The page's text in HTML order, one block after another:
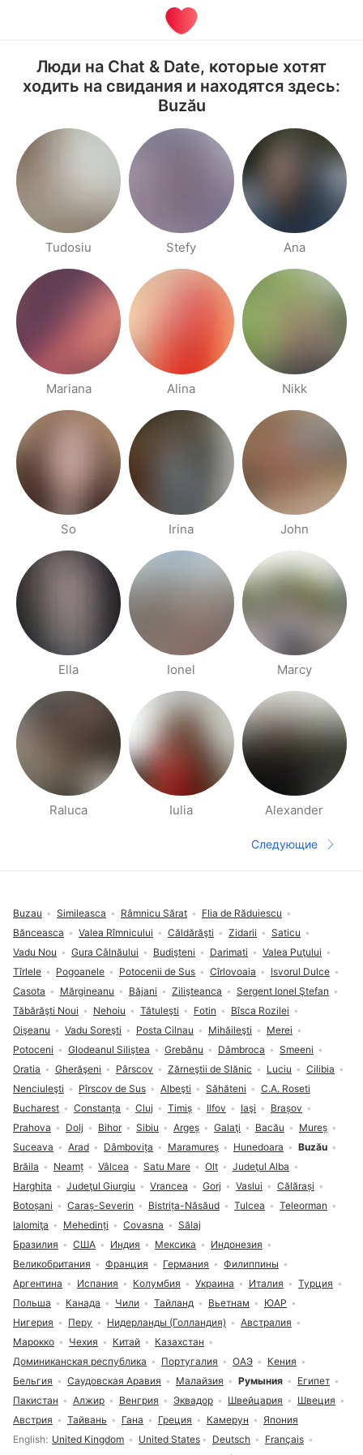
Люди на Chat & Date, которые хотят
ходить на свидания и находятся здесь:
Buzău
Tudosiu Stefy Ana
Mariana Alina Nikk
So Irina John
Ella Ionel Marcy
Raluca Iulia Alexander
Следующая
Следующие
Выбор языка
English United Kingdom United States Deutsch
Français
Бразилия США Индия Мексика
Индонезия
Великобритания
Франция Германия
Филиппины
Аргентина
Испания Колумбия Украина Италия
Турция
Польша
Канада Чили Тайланд Вьетнам
ЮАР
Нигерия
Перу Нидерланды (Голландия)
Австралия
Марокко
Чехия Китай
Казахстан
Доминиканская республика
Португалия ОАЭ
Кения
Бельгия
Саудовская Аравия Малайзия Румыния
Египет
Пакистан
Алжир Венгрия Эквадор Швейцария
Швеция
Австрия
Тайвань Гана Греция Камерун Япония
Bucharest Constanța Cluj Timiș Ilfov Iaşi
Brașov
Prahova
Dolj Bihor Sibiu Argeș Galaţi Bacău
Mureș
Suceava
Arad Dâmbovița Maramureș Hunedoara
Buzău
Brăila
Neamț Vâlcea Satu Mare Olt
Judeţul Alba
Harghita
Judeţul Giurgiu Vrancea Gorj Vaslui
Călărași
Botoșani
Caraș-Severin Bistrița-Năsăud Tulcea
Teleorman
Ialomiţa
Mehedinți Covasna Sălaj
Buzau Simileasca Râmnicu Sărat
Flia de Răduiescu
Bănceasca
Valea Rîmnicului Căldărăşti Zidarii
Saticu
Vadu Nou
Gura Câlnăului Budişteni Darimati
Valea Puţului
Tîrlele
Pogoanele Potocenii de Sus Cîrlovoaia
Isvorul Dulce
Casota
Mărgineanu Băjani Zilişteanca
Sergent Ionel Ştefan
Tăbărăşti Noui
Nehoiu Tătuleşti Fotin
Bîsca Rozilei
Oişeanu
Vadu Soreşti Posta Cilnau Mihăileşti
Merei
Potoceni
Glodeanul Siliştea Grebănu Dâmbroca
Smeeni
Oratia
Gherăşeni Pârscov Zărneştii de Slănic Luciu
Cilibia
Nenciuleşti
Pîrscov de Sus Albeşti Săhăteni C.A. Roseti